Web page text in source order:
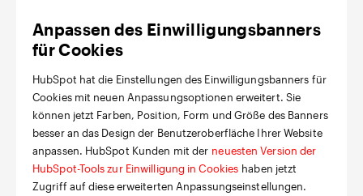
Anpassen des Einwilligungsbanners
für Cookies
HubSpot hat die Einstellungen des Einwilligungsbanners für
Cookies mit neuen Anpassungsoptionen erweitert. Sie
können jetzt Farben, Position, Form und Größe des Banners
besser an das Design der Benutzeroberfläche Ihrer Website
anpassen. HubSpot Kunden mit der neuesten Version der
HubSpot-Tools zur Einwilligung in Cookies haben jetzt
Zugriff auf diese erweiterten Anpassungseinstellungen.